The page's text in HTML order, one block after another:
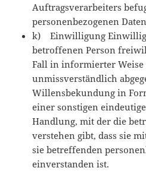
Auftragsverarbeiters
personenbezogenen
k) Einwilligung
betroffenen Person
Fall in informierter Weise
unmissverständlich
Willensbekundung in
einer sonstigen
Handlung, mit der die
verstehen gibt, dass sie
sie betreffenden
einverstanden ist.